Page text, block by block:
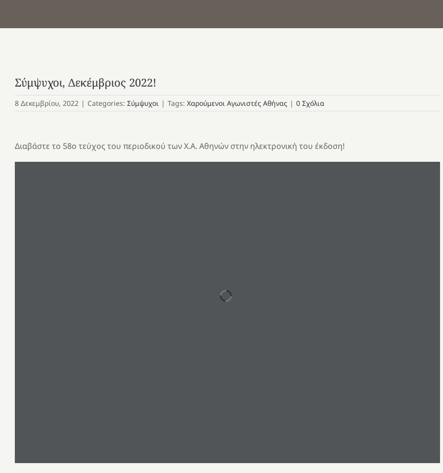
Σύμψυχοι, Δεκέμβριος 2022!
8 Δεκεμβρίου, 2022 | Categories: Σύμψυχοι | Tags: Χαρούμενοι Αγωνιστές Αθήνας | 0 Σχόλια
Διαβάστε το 58ο τεύχος του περιοδικού των Χ.Α. Αθηνών στην ηλεκτρονική του έκδοση!